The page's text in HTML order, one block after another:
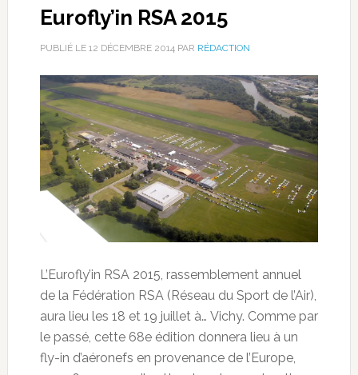
Eurofly’in RSA 2015
PUBLIÉ LE 12 DÉCEMBRE 2014PAR RÉDACTION
L’Eurofly’in RSA 2015, rassemblement annuel
de la Fédération RSA (Réseau du Sport de l’Air),
aura lieu les 18 et 19 juillet à… Vichy. Comme par
le passé, cette 68e édition donnera lieu à un
fly-in d’aéronefs en provenance de l’Europe,